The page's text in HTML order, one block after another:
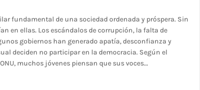
fundamental de una sociedad ordenada y próspera. Sin
en ellas. Los escándalos de corrupción, la falta de
gobiernos han generado apatía, desconfianza y
deciden no participar en la democracia. Según el
muchos jóvenes piensan que sus voces…